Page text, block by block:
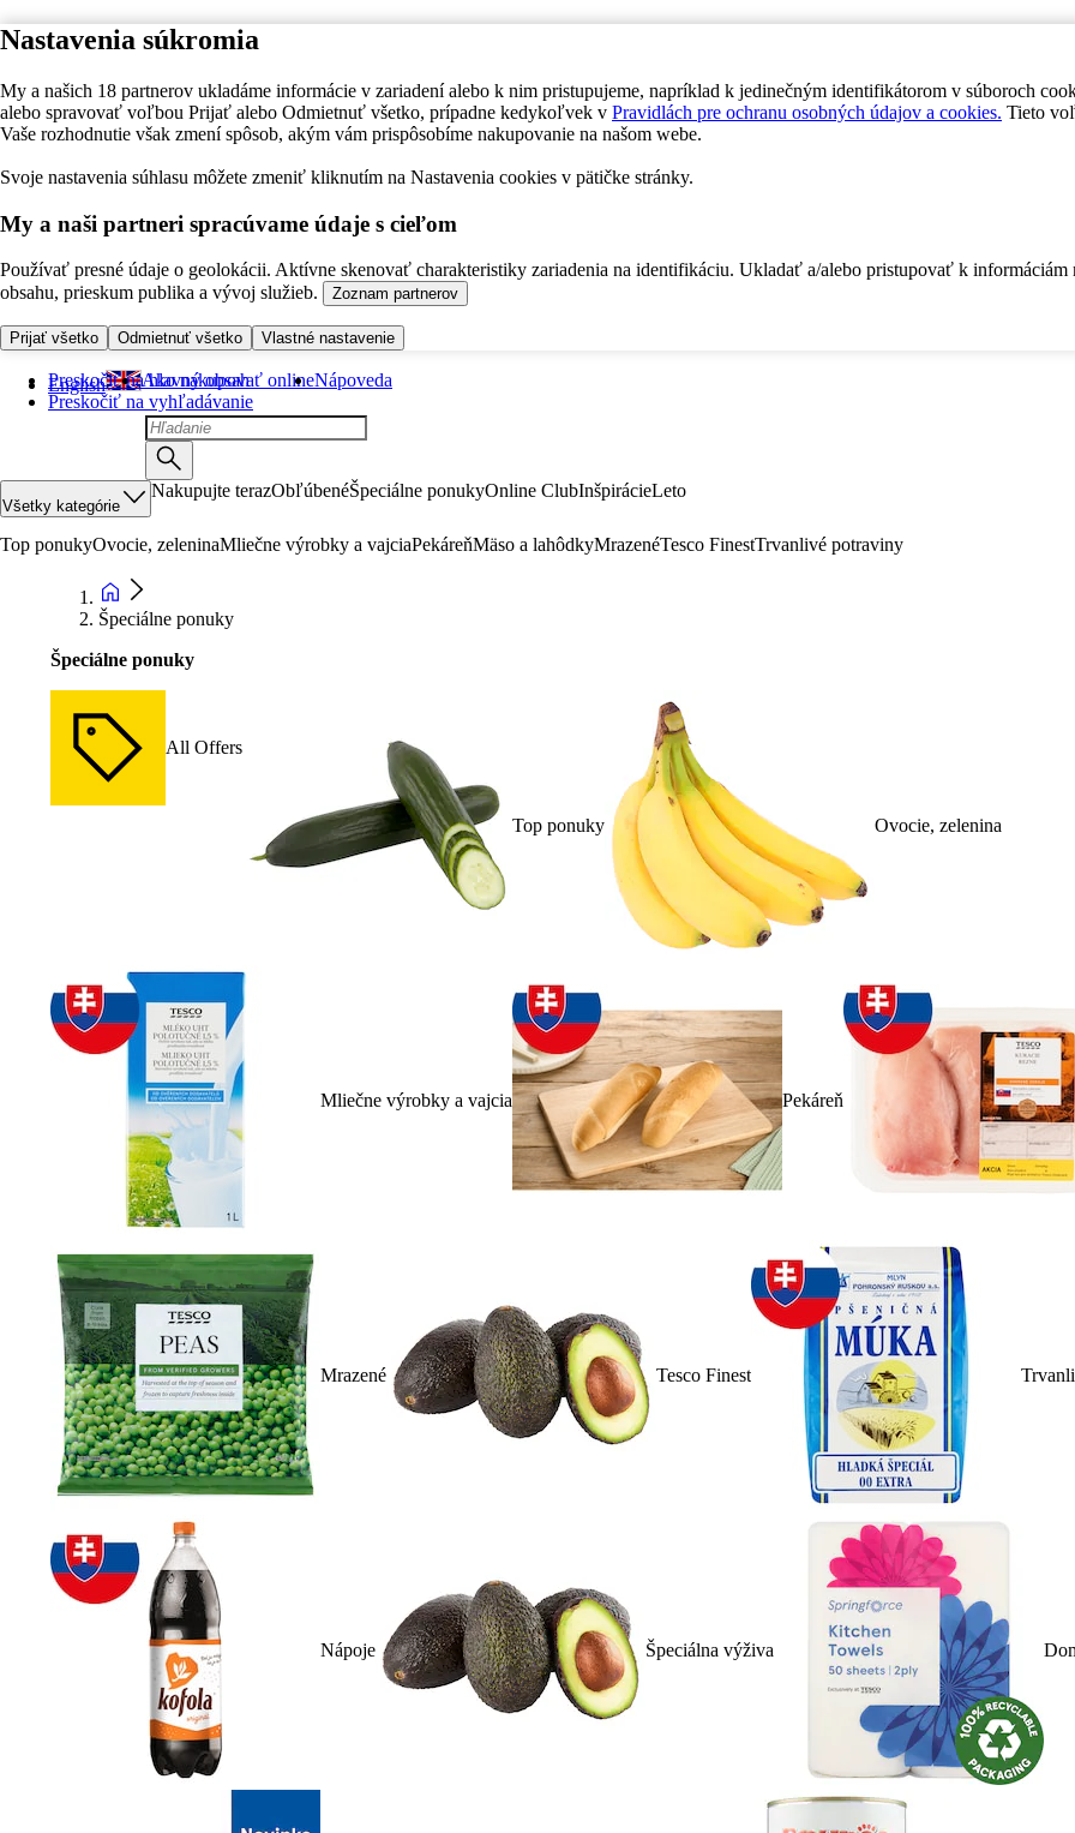
Nastavenia súkromia
My a našich 18 partnerov ukladáme informácie v zariadení alebo k nim pristupujeme, napríklad k jedinečným identifikátorom v súboroch
alebo spravovať voľbou Prijať alebo Odmietnuť všetko, prípadne kedykoľvek v Pravidlách pre ochranu osobných údajov a cookies. Tieto
Vaše rozhodnutie však zmení spôsob, akým vám prispôsobíme nakupovanie na našom webe.
Svoje nastavenia súhlasu môžete zmeniť kliknutím na Nastavenia cookies v pätičke stránky.
My a naši partneri spracúvame údaje s cieľom
Používať presné údaje o geolokácii. Aktívne skenovať charakteristiky zariadenia na identifikáciu. Ukladať a/alebo pristupovať k informáciám
obsahu, prieskum publika a vývoj služieb.
Zoznam partnerov
Prijať všetko Odmietnuť všetko Vlastné nastavenie
Preskočiť na hlavný obsah
Preskočiť na vyhľadávanie
English Ako nakupovať onlineNápoveda
Všetky kategórie
Nakupujte terazObľúbenéŠpeciálne ponukyOnline ClubInšpirácieLeto
Top ponukyOvocie, zeleninaMliečne výrobky a vajciaPekáreňMäso a lahôdkyMrazenéTesco FinestTrvanlivé potraviny
Špeciálne ponuky
Špeciálne ponuky
All Offers
Top ponuky Ovocie, zelenina
Mliečne výrobky a vajcia Pekáreň
Mrazené Tesco Finest
Nápoje Špeciálna výživa